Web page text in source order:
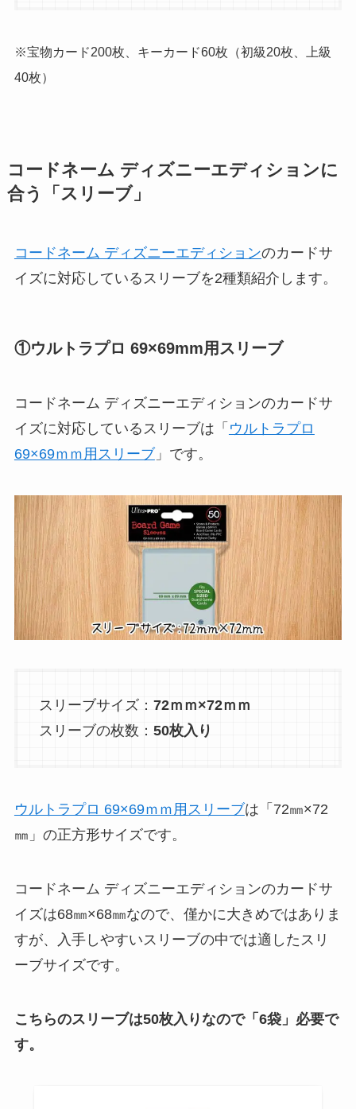
※宝物カード200枚、キーカード60枚（初級20枚、上級
40枚）
コードネーム ディズニーエディションに
合う「スリーブ」
コードネーム ディズニーエディションのカードサ
イズに対応しているスリーブを2種類紹介します。
①ウルトラプロ 69×69mm用スリーブ
コードネーム ディズニーエディションのカードサ
イズに対応しているスリーブは「 ウルトラプロ
69×69ｍｍ用スリーブ」です。
スリーブサイズ： 72ｍｍ×72ｍｍ
スリーブの枚数： 50枚入り
ウルトラプロ 69×69ｍｍ用スリーブは「72㎜×72
㎜」の正方形サイズです。
コードネーム ディズニーエディションのカードサ
イズは68㎜×68㎜なので、僅かに大きめではありま
すが、入手しやすいスリーブの中では適したスリ
ーブサイズです。
こちらのスリーブは50枚入りなので「6袋」必要で
す。